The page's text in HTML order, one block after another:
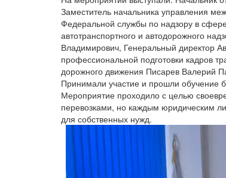
Заместитель начальника управления
Федеральной службы по надзору в
автотранспортного и автодорожного
Владимирович, Генеральный директор
профессиональной подготовки кадров
дорожного движения Писарев Валерий
Принимали участие и прошли обучение
Мероприятие проходило с целью
перевозками, но каждым юридическим
для собственных нужд.